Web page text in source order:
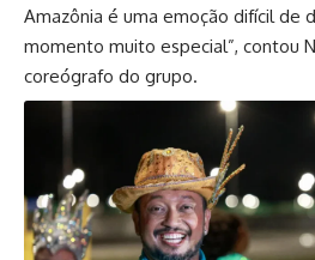
Amazônia é uma emoção difícil de
momento muito especial”, contou
coreógrafo do grupo.